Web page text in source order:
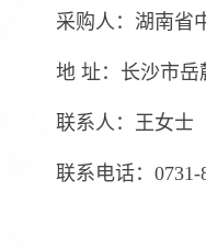
采购人：湖南省
地 址：长沙市岳
联系人：王女士
联系电话：0731-